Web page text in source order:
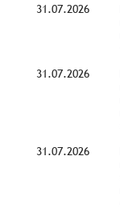
31.07.2026
31.07.2026
31.07.2026